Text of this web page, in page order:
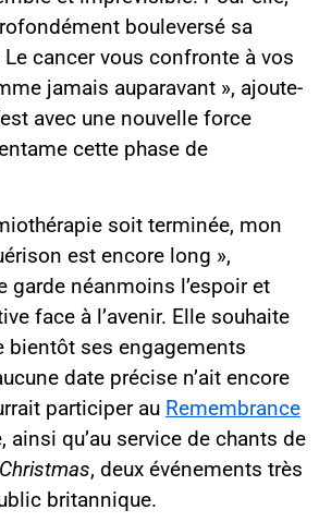
bouleversé sa
cancer vous confronte à vos
jamais auparavant », ajoute-
avec une nouvelle force
cette phase de
soit terminée, mon
est encore long »,
garde néanmoins l’espoir et
face à l’avenir. Elle souhaite
bientôt ses engagements
date précise n’ait encore
participer au Remembrance
ainsi qu’au service de chants de
, deux événements très
britannique.